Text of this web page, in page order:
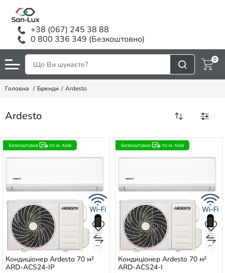
+38 (067) 245 38 88
0 800 336 349 (Безкоштовно)
0
Головна Бренди Ardesto
Ardesto
Кондиціонер Ardesto 70 м²
ARD-ACS24-IP
Кондиціонер Ardesto 70 м²
ARD-ACS24-I